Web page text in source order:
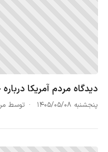
دیدگاه مردم آمریکا
پنجشنبه ۱۴۰۵/۰۵/۰۸ توسط